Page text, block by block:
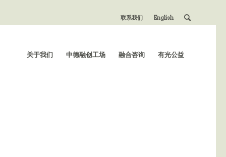
联系我们 English
关于我们 中德融创工场 融合咨询 有光公益